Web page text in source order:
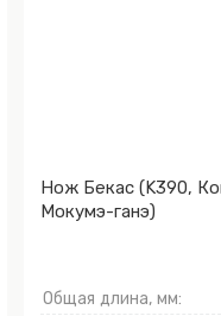
Нож Бекас (K390,
Мокумэ-ганэ)
Общая длина, мм: